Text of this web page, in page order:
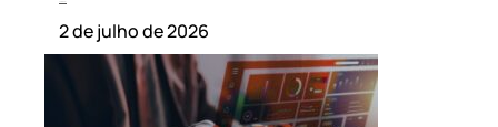
2 de julho de 2026